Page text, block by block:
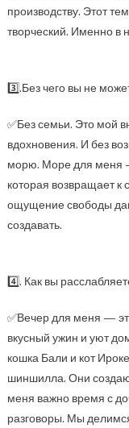
производству. Этот
творческий. Именно в
3️⃣.Без чего вы не
✅Без семьи. Это мой
вдохновения. И без
морю. Море для меня
которая возвращает
ощущение свободы
создавать.
4️⃣. Как вы
✅Вечер для меня —
вкусный ужин и уют
кошка Бали и кот
шиншилла. Они
меня важно время с
разговоры. Мы